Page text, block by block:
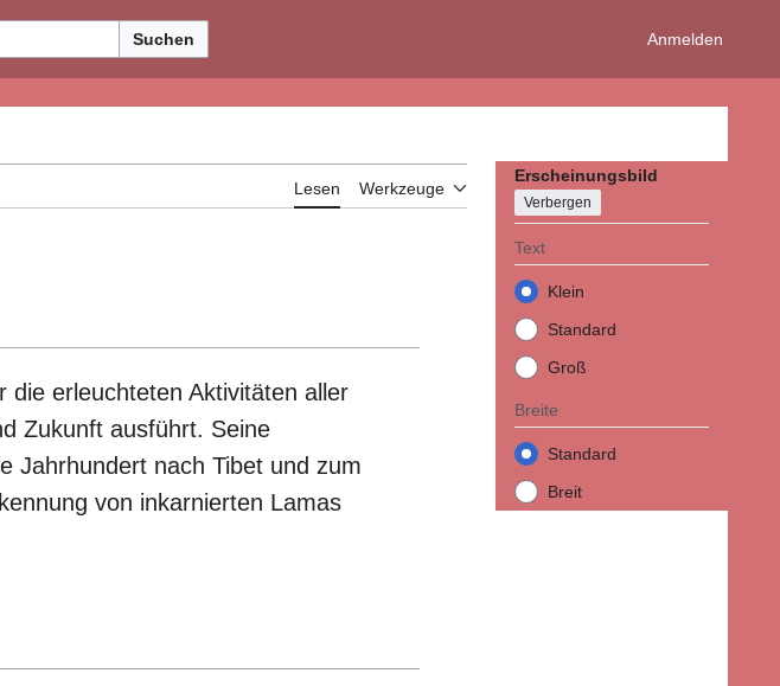
Suchen Anmelden
Lesen Werkzeuge
Erscheinungsbild
Verbergen
Text
Klein
Standard
Groß
Breite
Standard
Breit
die erleuchteten Aktivitäten aller
Zukunft ausführt. Seine
Jahrhundert nach Tibet und zum
von inkarnierten Lamas